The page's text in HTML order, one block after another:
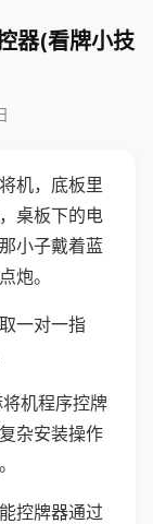
器(看牌小技
机，底板里
桌板下的电
小子戴着蓝
炮。
一对一指
机程序控牌
杂安装操作
控牌器通过